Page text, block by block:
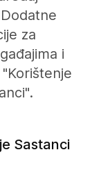
za
i
Sastanci